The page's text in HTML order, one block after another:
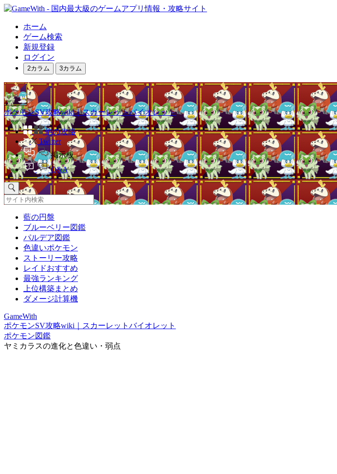
ホーム
ゲーム検索
新規登録
ログイン
2カラム 3カラム
ポケモンSV攻略wiki｜スカーレットバイオレット
他の攻略
Twitter
掲示板
Q&A
藍の円盤
ブルーベリー図鑑
パルデア図鑑
色違いポケモン
ストーリー攻略
レイドおすすめ
最強ランキング
上位構築まとめ
ダメージ計算機
GameWith
ポケモンSV攻略wiki｜スカーレットバイオレット
ポケモン図鑑
ヤミカラスの進化と色違い・弱点